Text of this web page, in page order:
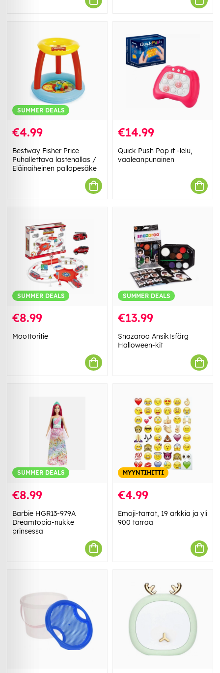
SUMMER DEALS
€4.99
Bestway Fisher Price
Puhallettava lastenallas /
Eläinaiheinen pallopesäke
€14.99
Quick Push Pop it -lelu,
vaaleanpunainen
SUMMER DEALS
€8.99
Moottoritie
SUMMER DEALS
€13.99
Snazaroo Ansiktsfärg
Halloween-kit
SUMMER DEALS
€8.99
Barbie HGR13-979A
Dreamtopia-nukke
prinsessa
MYYNTIHITTI
€4.99
Emoji-tarrat, 19 arkkia ja yli
900 tarraa